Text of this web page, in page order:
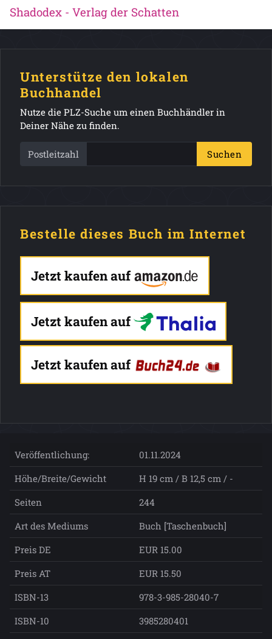
Shadodex - Verlag der Schatten
Unterstütze den lokalen
Buchhandel
Nutze die PLZ-Suche um einen Buchhändler in
Deiner Nähe zu finden.
Postleitzahl Suchen
Bestelle dieses Buch im Internet
Jetzt kaufen auf
Jetzt kaufen auf
Jetzt kaufen auf
Veröffentlichung:
01.11.2024
Höhe/Breite/Gewicht
H 19 cm / B 12,5 cm / -
Seiten
244
Art des Mediums
Buch [Taschenbuch]
Preis DE
EUR 15.00
Preis AT
EUR 15.50
ISBN-13
978-3-985-28040-7
ISBN-10
3985280401